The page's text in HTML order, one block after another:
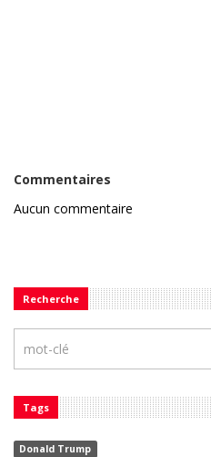
Commentaires
Aucun commentaire
Recherche
Tags
Donald Trump